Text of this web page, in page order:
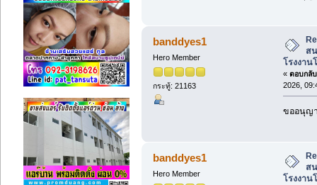
banddyes1
Hero Member
กระทู้: 21163
ส
โรงงาน
« ตอบกลั
2026,
ขออนุญ
banddyes1
Hero Member
ส
โรงงาน